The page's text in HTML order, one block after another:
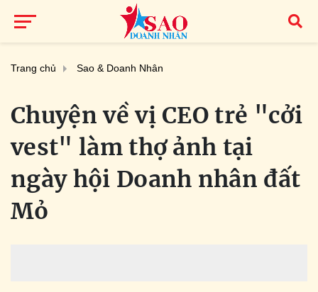
Trang chủ Sao & Doanh Nhân
Chuyện về vị CEO trẻ "cởi
vest" làm thợ ảnh tại
ngày hội Doanh nhân đất
Mỏ